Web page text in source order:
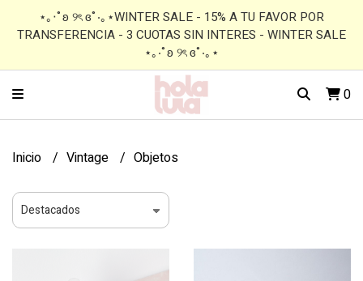
⋆｡‧˚ʚ ୨ৎ ɞ˚‧｡⋆WINTER SALE - 15% A TU FAVOR POR
TRANSFERENCIA - 3 CUOTAS SIN INTERES - WINTER SALE
⋆｡‧˚ʚ ୨ৎ ɞ˚‧｡⋆
0
Inicio Vintage Objetos